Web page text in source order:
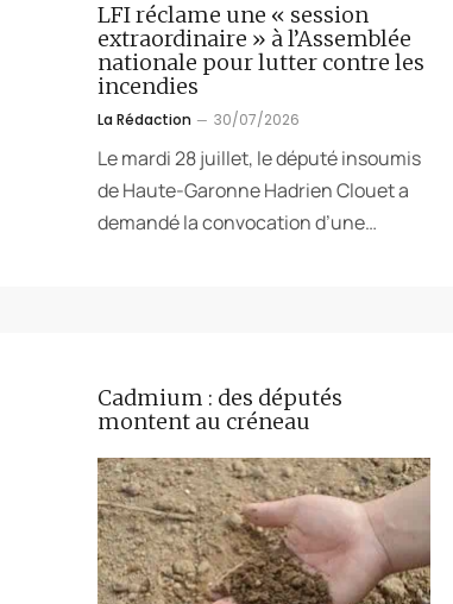
LFI réclame une « session
extraordinaire » à l’Assemblée
nationale pour lutter contre les
incendies
La Rédaction 30/07/2026
Le mardi 28 juillet, le député insoumis
de Haute-Garonne Hadrien Clouet a
demandé la convocation d’une…
Cadmium : des députés
montent au créneau